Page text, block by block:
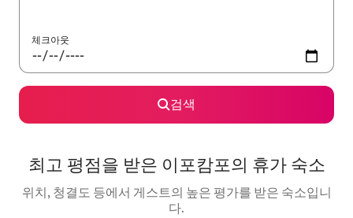
체크아웃
검색
최고 평점을 받은 이포캄포의 휴가 숙소
위치, 청결도 등에서 게스트의 높은 평가를 받은 숙소입니
다.